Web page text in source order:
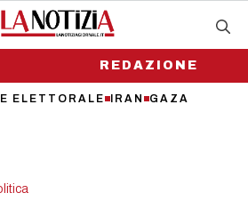
ELETTORALE IRAN GAZA
REDAZIONE